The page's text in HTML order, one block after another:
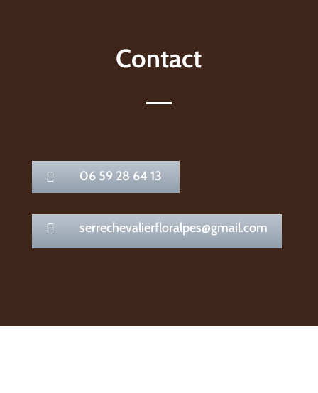
Contact
 06 59 28 64 13
 serrechevalierfloralpes@gmail.com